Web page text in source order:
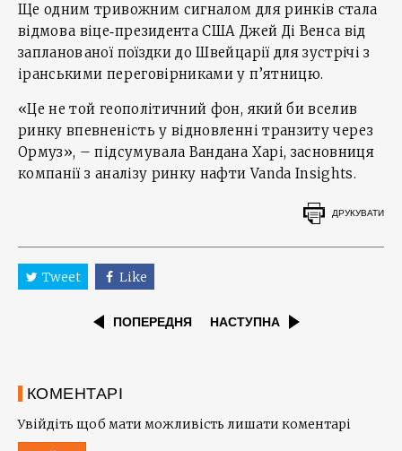
Ще одним тривожним сигналом для ринків стала
відмова віце‑президента США Джей Ді Венса від
запланованої поїздки до Швейцарії для зустрічі з
іранськими переговірниками у п’ятницю.
«Це не той геополітичний фон, який би вселив
ринку впевненість у відновленні транзиту через
Ормуз», – підсумувала Вандана Харі, засновниця
компанії з аналізу ринку нафти Vanda Insights.
ДРУКУВАТИ
Tweet Like
ПОПЕРЕДНЯ НАСТУПНА
КОМЕНТАРІ
Увійдіть щоб мати можливість лишати коментарі